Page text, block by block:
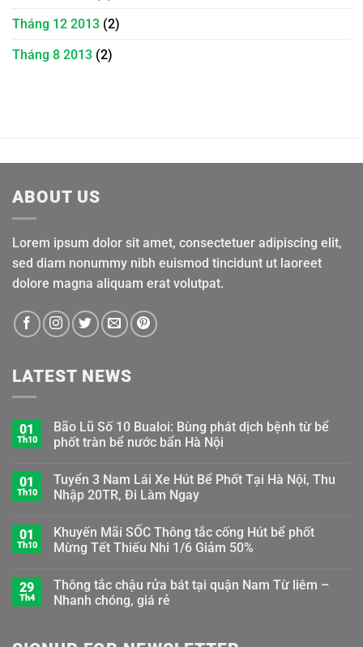
Tháng 12 2013 (2)
Tháng 8 2013 (2)
ABOUT US
Lorem ipsum dolor sit amet, consectetuer adipiscing elit,
sed diam nonummy nibh euismod tincidunt ut laoreet
dolore magna aliquam erat volutpat.
LATEST NEWS
01
Th10
Bão Lũ Số 10 Bualoi: Bùng phát dịch bệnh từ bể
phốt tràn bể nước bẩn Hà Nội
01
Th10
Tuyển 3 Nam Lái Xe Hút Bể Phốt Tại Hà Nội, Thu
Nhập 20TR, Đi Làm Ngay
01
Th10
Khuyến Mãi SỐC Thông tắc cống Hút bể phốt
Mừng Tết Thiếu Nhi 1/6 Giảm 50%
29
Th4
Thông tắc chậu rửa bát tại quận Nam Từ liêm –
Nhanh chóng, giá rẻ